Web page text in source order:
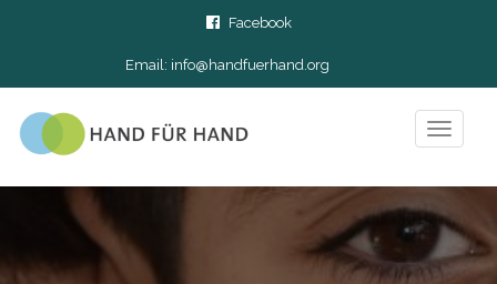
Facebook
Email: info@handfuerhand.org